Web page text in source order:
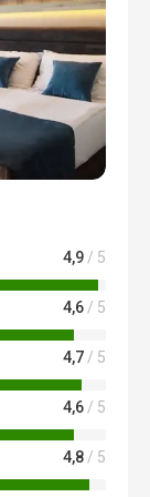
mili,
za
4,9 / 5
4,6 / 5
4,7 / 5
4,6 / 5
4,8 / 5